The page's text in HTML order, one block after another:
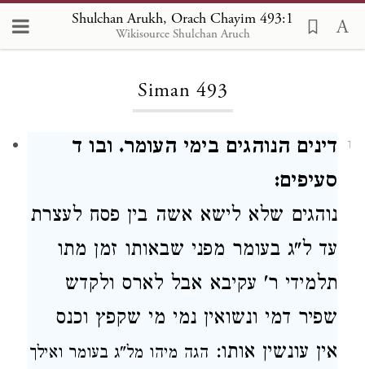
Shulchan Arukh, Orach Chayim 493:1
Wikisource Shulchan Aruch
Loading...
Siman 493
1
דינים הנוהגים בימי העומר. ובו ד
סעיפים:
נוהגים שלא לישא אשה בין פסח לעצרת
עד ל"ג בעומר מפני שבאותו זמן מתו
תלמידי ר' עקיבא אבל לארס ולקדש
שפיר דמי ונשואין נמי מי שקפץ וכנס
אין עונשין אותו: הגה מיהו מל"ג בעומר ואילך